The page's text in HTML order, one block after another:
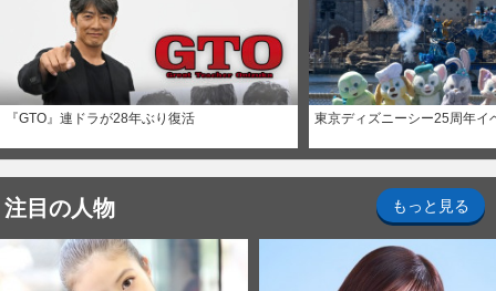
『GTO』連ドラが28年ぶり復活 東京ディズニーシー25周年イ
注目の人物 もっと見る